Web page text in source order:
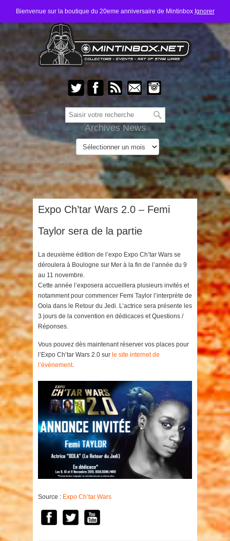
Bienvenue sur la boutique du 20eme anniversaire de Mintinbox Ignorer
Archives News
Expo Ch’tar Wars 2.0 – Femi
Taylor sera de la partie
La deuxième édition de l’expo Expo Ch’tar Wars se
déroulera à Boulogne sur Mer à la fin de l’année du 9
au 11 novembre.
Cette année l’exposera accueillera plusieurs invités et
notamment pour commencer Femi Taylor l’interprète de
Oola dans le Retour du Jedi. L’actrice sera présente les
3 jours de la convention en dédicaces et Questions /
Réponses.
Vous pouvez dès maintenant réserver vos places pour
l’Expo Ch’tar Wars 2.0 sur le site internet de
l’évènement.
Source : Expo Ch’tar Wars